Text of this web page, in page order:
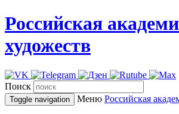
Российская
художеств
Поиск
Toggle navigation Меню Российская